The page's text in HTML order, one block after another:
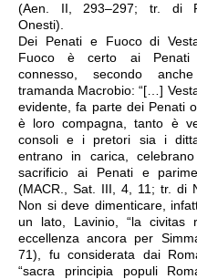
(Aen. II, 293–297; tr. di
Onesti).
Dei Penati e Fuoco di
Fuoco è certo ai Penati
connesso, secondo
tramanda Macrobio: “[…]
evidente, fa parte dei Penati
è loro compagna, tanto è
consoli e i pretori sia i
entrano in carica,
sacrificio ai Penati e
(MACR., Sat. III, 4, 11; tr. di
Non si deve dimenticare,
un lato, Lavinio, “la civitas
eccellenza ancora per
71), fu considerata dai
“sacra principia populi